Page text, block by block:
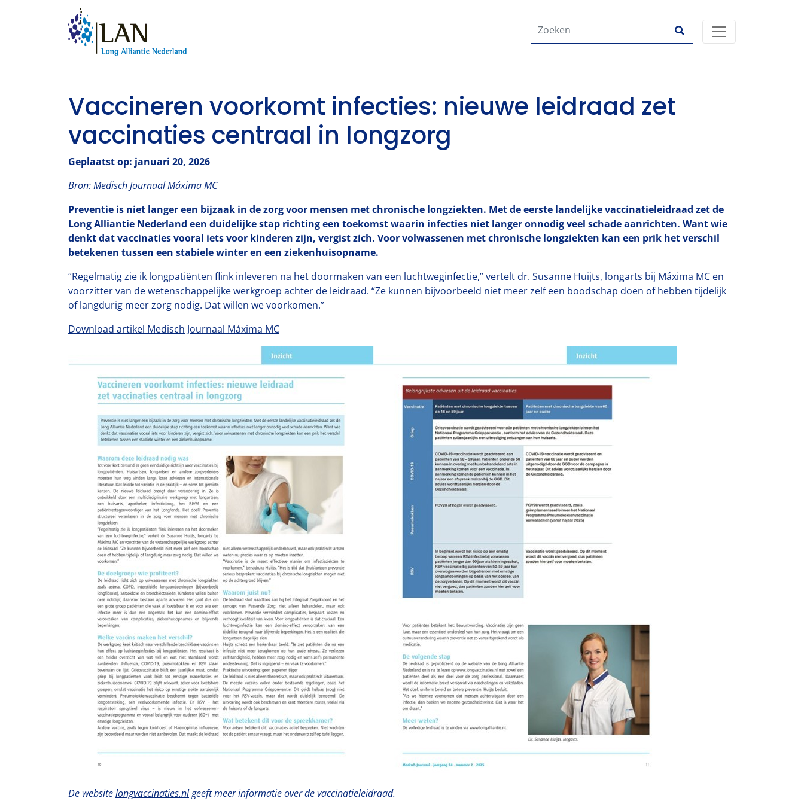
Vaccineren voorkomt infecties: nieuwe leidraad zet
vaccinaties centraal in longzorg
Geplaatst op: januari 20, 2026
Bron: Medisch Journaal Máxima MC
Preventie is niet langer een bijzaak in de zorg voor mensen met chronische longziekten. Met de eerste landelijke vaccinatieleidraad zet de
Long Alliantie Nederland een duidelijke stap richting een toekomst waarin infecties niet langer onnodig veel schade aanrichten. Want wie
denkt dat vaccinaties vooral iets voor kinderen zijn, vergist zich. Voor volwassenen met chronische longziekten kan een prik het verschil
betekenen tussen een stabiele winter en een ziekenhuisopname.
“Regelmatig zie ik longpatiënten flink inleveren na het doormaken van een luchtweginfectie,” vertelt dr. Susanne Huijts, longarts bij Máxima MC en
voorzitter van de wetenschappelijke werkgroep achter de leidraad. “Ze kunnen bijvoorbeeld niet meer zelf een boodschap doen of hebben tijdelijk
of langdurig meer zorg nodig. Dat willen we voorkomen.”
Download artikel Medisch Journaal Máxima MC
De websitelongvaccinaties.nlgeeft meer informatie over de vaccinatieleidraad.